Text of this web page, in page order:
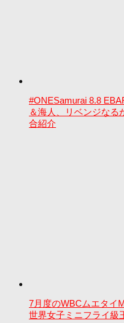
#ONESamurai 8.8
＆海人、リベンジな
合紹介
7月度のWBCムエタイ
世界女子ミニフライ級